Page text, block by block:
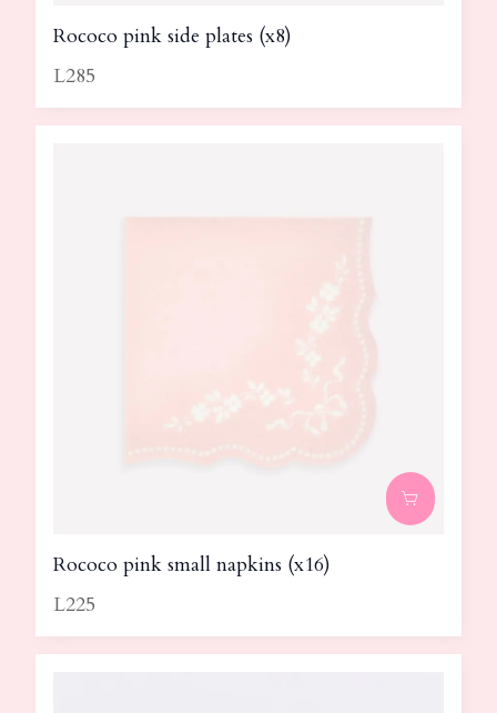
Rococo pink side plates (x8)
L285
Rococo pink small napkins (x16)
L225